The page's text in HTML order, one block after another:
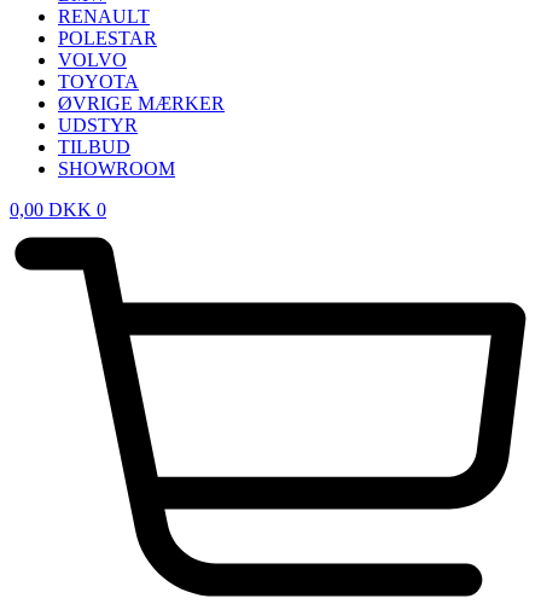
RENAULT
POLESTAR
VOLVO
TOYOTA
ØVRIGE MÆRKER
UDSTYR
TILBUD
SHOWROOM
0,00 DKK 0